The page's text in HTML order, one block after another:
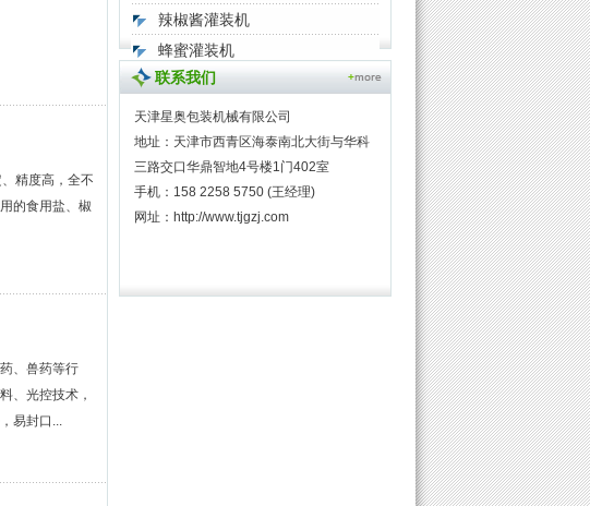
精度高，全不
的食用盐、椒
、兽药等行
、光控技术，
易封口...
辣椒酱灌装机
蜂蜜灌装机
联系我们
天津星奥包装机械有限公司
地址：天津市西青区海泰南北大街与华科
三路交口华鼎智地4号楼1门402室
手机：158 2258 5750 (王经理)
网址： http://www.tjgzj.com